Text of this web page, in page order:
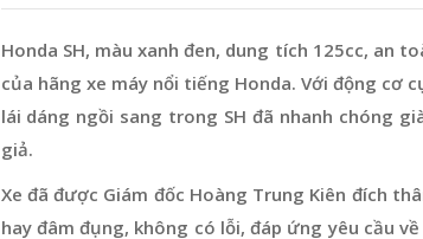
Honda SH, màu xanh đen, dung tích 125cc, an
của hãng xe máy nổi tiếng Honda. Với động
lái dáng ngồi sang trong SH đã nhanh chóng
giả.
Xe đã được Giám đốc Hoàng Trung Kiên đích
hay đâm đụng, không có lỗi, đáp ứng yêu cầu